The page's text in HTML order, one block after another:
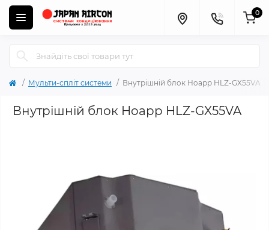
0
Мульти-спліт системи Внутрішній блок Hoapp HLZ-GX55VA
Внутрішній блок Hoapp HLZ-GX55VA